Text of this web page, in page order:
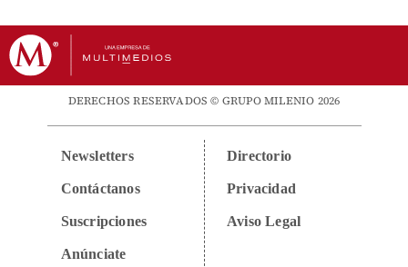
DERECHOS RESERVADOS © GRUPO MILENIO 2026
Newsletters
Contáctanos
Suscripciones
Anúnciate
Directorio
Privacidad
Aviso Legal